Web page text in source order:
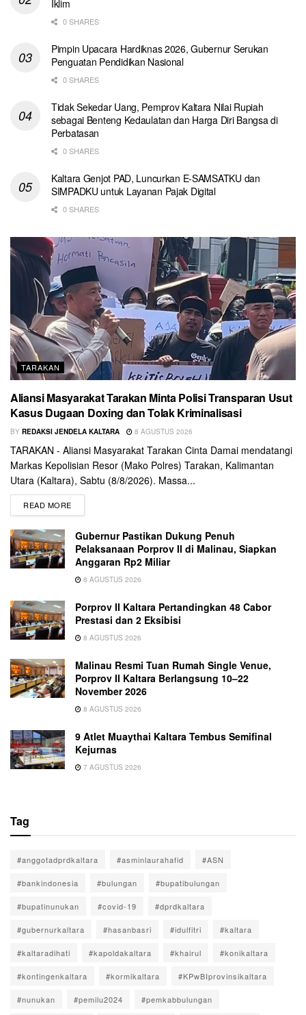
Iklim
0 SHARES
Pimpin Upacara Hardiknas 2026, Gubernur Serukan
Penguatan Pendidikan Nasional
0 SHARES
Tidak Sekedar Uang, Pemprov Kaltara Nilai Rupiah
sebagai Benteng Kedaulatan dan Harga Diri Bangsa di
Perbatasan
0 SHARES
Kaltara Genjot PAD, Luncurkan E-SAMSATKU dan
SIMPADKU untuk Layanan Pajak Digital
0 SHARES
TARAKAN
Aliansi Masyarakat Tarakan Minta Polisi Transparan Usut
Kasus Dugaan Doxing dan Tolak Kriminalisasi
BY REDAKSI JENDELA KALTARA 8 AGUSTUS 2026
TARAKAN - Aliansi Masyarakat Tarakan Cinta Damai mendatangi
Markas Kepolisian Resor (Mako Polres) Tarakan, Kalimantan
Utara (Kaltara), Sabtu (8/8/2026). Massa...
READ MORE
Gubernur Pastikan Dukung Penuh
Pelaksanaan Porprov II di Malinau, Siapkan
Anggaran Rp2 Miliar
8 AGUSTUS 2026
Porprov II Kaltara Pertandingkan 48 Cabor
Prestasi dan 2 Eksibisi
8 AGUSTUS 2026
Malinau Resmi Tuan Rumah Single Venue,
Porprov II Kaltara Berlangsung 10–22
November 2026
8 AGUSTUS 2026
9 Atlet Muaythai Kaltara Tembus Semifinal
Kejurnas
7 AGUSTUS 2026
Tag
#anggotadprdkaltara #asminlaurahafid #ASN
#bankindonesia #bulungan #bupatibulungan
#bupatinunukan #covid-19 #dprdkaltara
#gubernurkaltara #hasanbasri #idulfitri #kaltara
#kaltaradihati #kapoldakaltara #khairul #konikaltara
#kontingenkaltara #kormikaltara #KPwBIprovinsikaltara
#nunukan #pemilu2024 #pemkabbulungan